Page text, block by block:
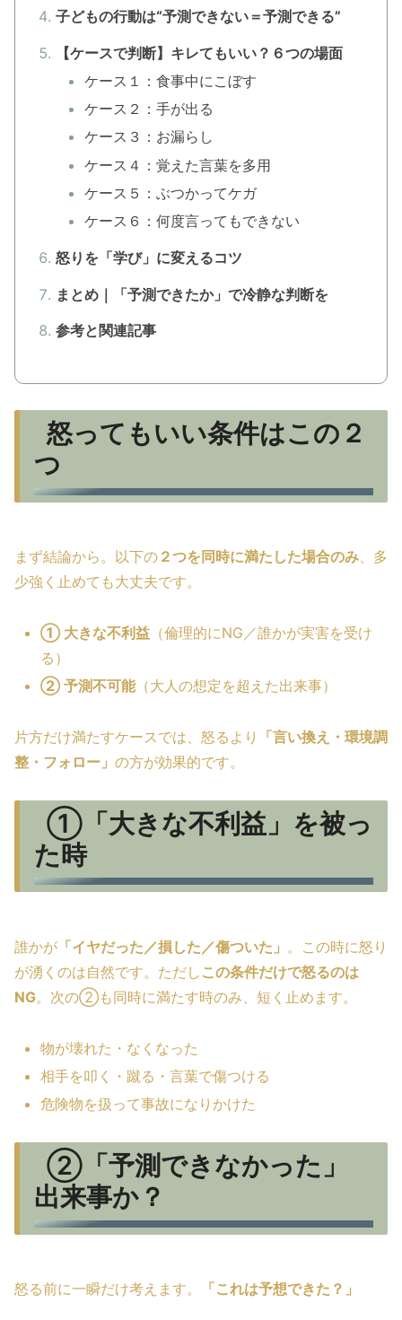
子どもの行動は“予測できない＝予測できる”
【ケースで判断】キレてもいい？６つの場面
ケース１：食事中にこぼす
ケース２：手が出る
ケース３：お漏らし
ケース４：覚えた言葉を多用
ケース５：ぶつかってケガ
ケース６：何度言ってもできない
怒りを「学び」に変えるコツ
まとめ｜「予測できたか」で冷静な判断を
参考と関連記事
怒ってもいい条件はこの２
つ
まず結論から。以下の ２つを同時に満たした場合のみ、多
少強く止めても大丈夫です。
① 大きな不利益 （倫理的にNG／誰かが実害を受け
る）
② 予測不可能（大人の想定を超えた出来事）
片方だけ満たすケースでは、怒るより
「言い換え・環境調
整・フォロー」 の方が効果的です。
①「大きな不利益」を被っ
た時
誰かが 「イヤだった／損した／傷ついた」 。この時に怒り
が湧くのは自然です。ただし この条件だけで怒るのは
NG。次の②も同時に満たす時のみ、短く止めます。
物が壊れた・なくなった
相手を叩く・蹴る・言葉で傷つける
危険物を扱って事故になりかけた
②「予測できなかった」
出来事か？
怒る前に一瞬だけ考えます。 「これは予想できた？」